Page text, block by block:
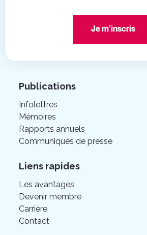
Je m'inscris
Publications
Infolettres
Mémoires
Rapports annuels
Communiqués de presse
Liens rapides
Les avantages
Devenir membre
Carrière
Contact